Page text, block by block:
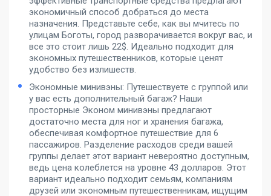
экономичный способ добраться до места
назначения. Представьте себе, как вы мчитесь по
улицам Боготы, город разворачивается вокруг вас, и
все это стоит лишь 22$. Идеально подходит для
экономных путешественников, которые ценят
удобство без излишеств.
Экономные минивэны: Путешествуете с группой или
у вас есть дополнительный багаж? Наши
просторные Эконом минивэны предлагают
достаточно места для ног и хранения багажа,
обеспечивая комфортное путешествие для 6
пассажиров. Разделение расходов среди вашей
группы делает этот вариант невероятно доступным,
ведь цена колеблется на уровне 43 долларов. Этот
вариант идеально подходит семьям, компаниям
друзей или экономным путешественникам, ищущим